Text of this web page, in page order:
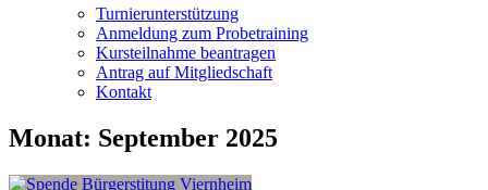
Turnierunterstützung
Anmeldung zum Probetraining
Kursteilnahme beantragen
Antrag auf Mitgliedschaft
Kontakt
Monat: September 2025